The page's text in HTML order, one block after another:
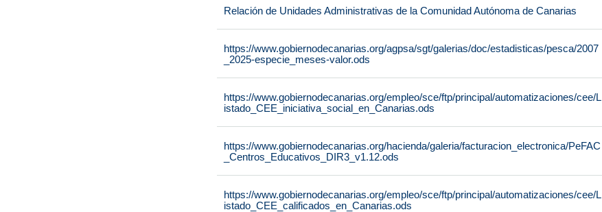
Relación de Unidades Administrativas de la Comunidad Autónoma de Canarias
https://www.gobiernodecanarias.org/agpsa/sgt/galerias/doc/estadisticas/pesca/2007
_2025-especie_meses-valor.ods
https://www.gobiernodecanarias.org/empleo/sce/ftp/principal/automatizaciones/cee/L
istado_CEE_iniciativa_social_en_Canarias.ods
https://www.gobiernodecanarias.org/hacienda/galeria/facturacion_electronica/PeFAC
_Centros_Educativos_DIR3_v1.12.ods
https://www.gobiernodecanarias.org/empleo/sce/ftp/principal/automatizaciones/cee/L
istado_CEE_calificados_en_Canarias.ods